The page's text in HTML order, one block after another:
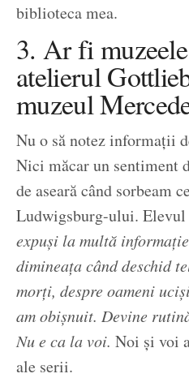
biblioteca mea.
3. Ar fi
atelierul
muzeul
Nu o să notez informații
Nici măcar un sentiment
de aseară când sorbeam
Ludwigsburg-ului. Elevul
expuși la multă
dimineața când deschid
morți, despre oameni
am obișnuit. Devine
Nu e ca la voi. Noi și voi
ale serii.